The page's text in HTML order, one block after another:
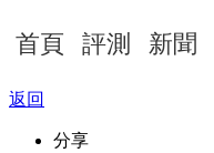
首頁 評測 新聞
返回
分享